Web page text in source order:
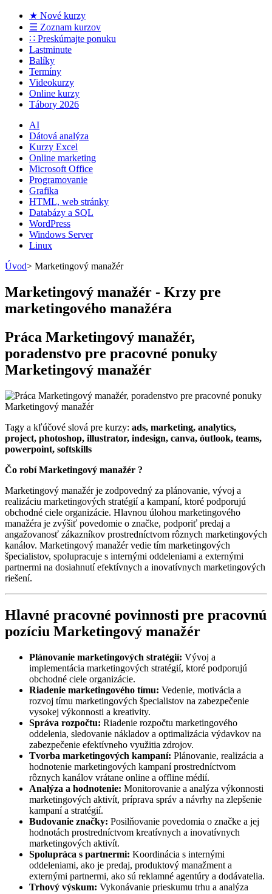
★ Nové kurzy
☰ Zoznam kurzov
∷ Preskúmajte ponuku
Lastminute
Balíky
Termíny
Videokurzy
Online kurzy
Tábory 2026
AI
Dátová analýza
Kurzy Excel
Online marketing
Microsoft Office
Programovanie
Grafika
HTML, web stránky
Databázy a SQL
WordPress
Windows Server
Linux
Úvod> Marketingový manažér
Marketingový manažér - Krzy pre
marketingového manažéra
Práca Marketingový manažér,
poradenstvo pre pracovné ponuky
Marketingový manažér
Tagy a kľúčové slová pre kurzy: ads, marketing, analytics,
project, photoshop, illustrator, indesign, canva, óutlook, teams,
powerpoint, softskills
Čo robí Marketingový manažér ?
Marketingový manažér je zodpovedný za plánovanie, vývoj a
realizáciu marketingových stratégií a kampaní, ktoré podporujú
obchodné ciele organizácie. Hlavnou úlohou marketingového
manažéra je zvýšiť povedomie o značke, podporiť predaj a
angažovanosť zákazníkov prostredníctvom rôznych marketingových
kanálov. Marketingový manažér vedie tím marketingových
špecialistov, spolupracuje s internými oddeleniami a externými
partnermi na dosiahnutí efektívnych a inovatívnych marketingových
riešení.
Hlavné pracovné povinnosti pre pracovnú
pozíciu Marketingový manažér
Plánovanie marketingových stratégií: Vývoj a
implementácia marketingových stratégií, ktoré podporujú
obchodné ciele organizácie.
Riadenie marketingového tímu: Vedenie, motivácia a
rozvoj tímu marketingových špecialistov na zabezpečenie
vysokej výkonnosti a kreativity.
Správa rozpočtu: Riadenie rozpočtu marketingového
oddelenia, sledovanie nákladov a optimalizácia výdavkov na
zabezpečenie efektívneho využitia zdrojov.
Tvorba marketingových kampaní: Plánovanie, realizácia a
hodnotenie marketingových kampaní prostredníctvom
rôznych kanálov vrátane online a offline médií.
Analýza a hodnotenie: Monitorovanie a analýza výkonnosti
marketingových aktivít, príprava správ a návrhy na zlepšenie
kampaní a stratégií.
Budovanie značky: Posilňovanie povedomia o značke a jej
hodnotách prostredníctvom kreatívnych a inovatívnych
marketingových aktivít.
Spolupráca s partnermi: Koordinácia s internými
oddeleniami, ako je predaj, produktový manažment a
externými partnermi, ako sú reklamné agentúry a dodávatelia.
Trhový výskum: Vykonávanie prieskumu trhu a analýza